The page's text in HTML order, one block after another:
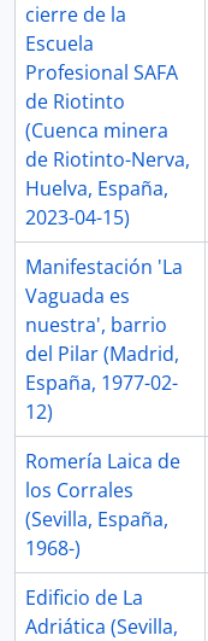
cierre de la
Escuela
Profesional SAFA
de Riotinto
(Cuenca minera
de Riotinto-Nerva,
Huelva, España,
2023-04-15)
Manifestación 'La
Vaguada es
nuestra', barrio
del Pilar (Madrid,
España, 1977-02-
12)
Romería Laica de
los Corrales
(Sevilla, España,
1968-)
Edificio de La
Adriática (Sevilla,